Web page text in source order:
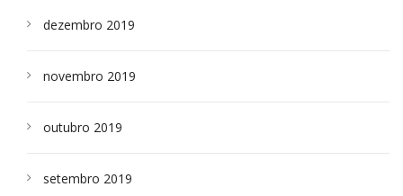
dezembro 2019
novembro 2019
outubro 2019
setembro 2019